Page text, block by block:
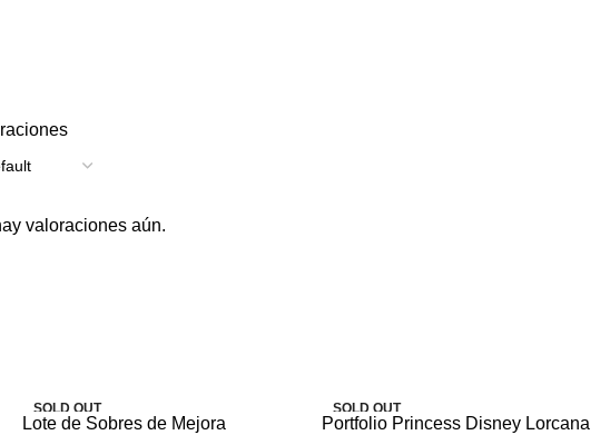
valoraciones aún.
SOLD OUT
Lote de Sobres de Mejora
SOLD OUT
Portfolio Princess Disney Lorcana